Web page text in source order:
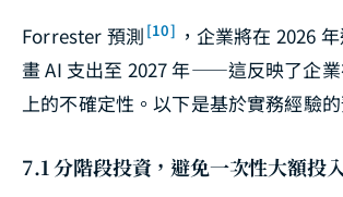
Forrester 預測 [10] ，企業將在 2026
畫 AI 支出至 2027 年——這反映了企業
上的不確定性。以下是基於實務經驗
7.1 分階段投資，避免一次性大額投